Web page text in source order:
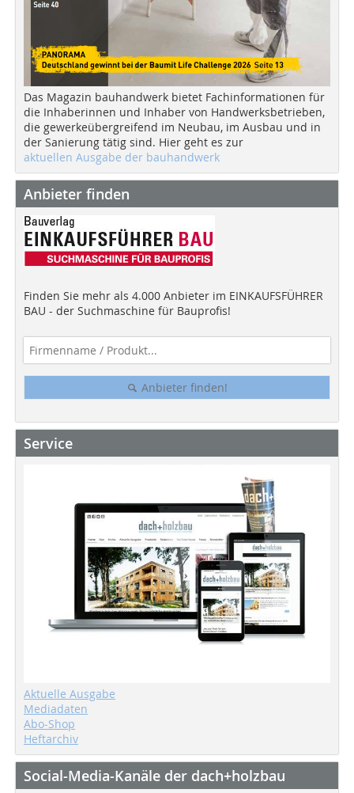
Das Magazin bauhandwerk bietet Fachinformationen für
die Inhaberinnen und Inhaber von Handwerksbetrieben,
die gewerkeübergreifend im Neubau, im Ausbau und in
der Sanierung tätig sind. Hier geht es zur
aktuellen Ausgabe der bauhandwerk
Anbieter finden
Finden Sie mehr als 4.000 Anbieter im EINKAUFSFÜHRER
BAU - der Suchmaschine für Bauprofis!
Anbieter finden!
Service
Aktuelle Ausgabe
Mediadaten
Abo-Shop
Heftarchiv
Social-Media-Kanäle der dach+holzbau